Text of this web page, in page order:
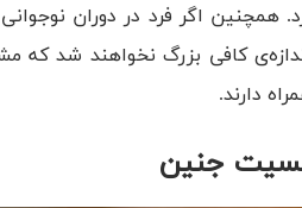
همچنین اگر فرد در دوران
کافی بزرگ نخواهند شد که
دارند.
جنین